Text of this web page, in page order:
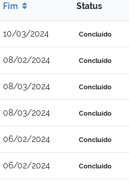
Fim Status
10/03/2024 Concluído
08/02/2024 Concluído
08/03/2024 Concluído
08/03/2024 Concluído
06/02/2024 Concluído
06/02/2024 Concluído